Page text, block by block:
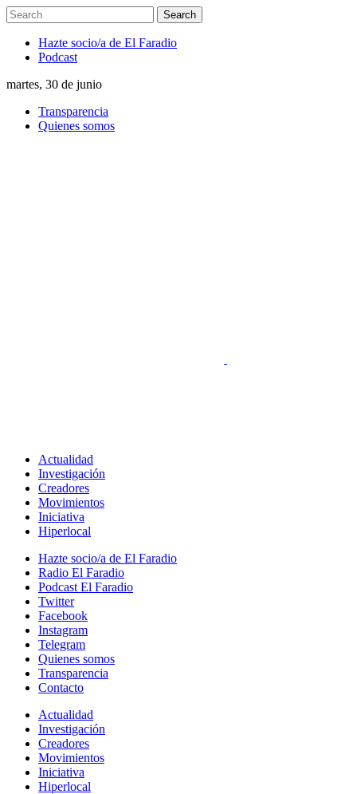
Hazte socio/a de El Faradio
Podcast
martes, 30 de junio
Transparencia
Quienes somos
Actualidad
Investigación
Creadores
Movimientos
Iniciativa
Hiperlocal
Hazte socio/a de El Faradio
Radio El Faradio
Podcast El Faradio
Twitter
Facebook
Instagram
Telegram
Quienes somos
Transparencia
Contacto
Actualidad
Investigación
Creadores
Movimientos
Iniciativa
Hiperlocal